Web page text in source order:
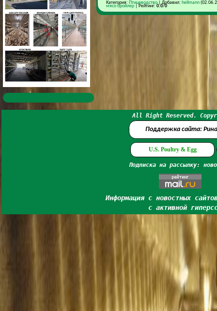
Категория: Птицеводство| Добавил: hellmann
мясо бройлер| Рейтинг: 0.0/0
All Right Reserved.
Поддержка сайта:
U.S. Poultry & Egg
Подписка на рассылку:
Информация с новостных
с активной